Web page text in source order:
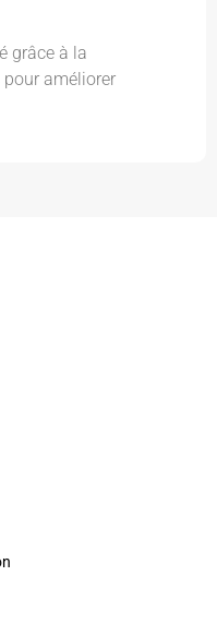
grâce à la
améliorer